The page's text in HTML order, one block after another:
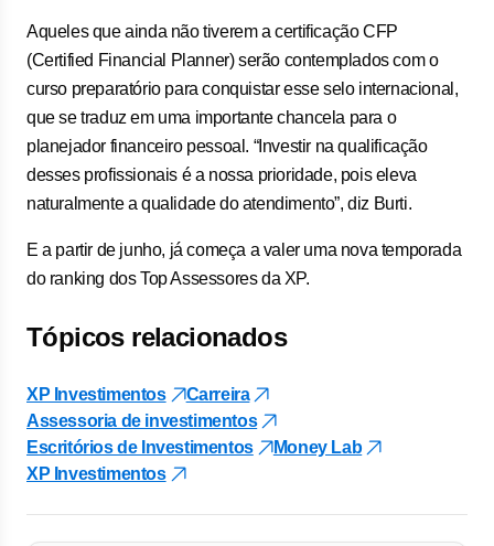
Aqueles que ainda não tiverem a certificação CFP
(Certified Financial Planner) serão contemplados com o
curso preparatório para conquistar esse selo internacional,
que se traduz em uma importante chancela para o
planejador financeiro pessoal. “Investir na qualificação
desses profissionais é a nossa prioridade, pois eleva
naturalmente a qualidade do atendimento”, diz Burti.
E a partir de junho, já começa a valer uma nova temporada
do ranking dos Top Assessores da XP.
Tópicos relacionados
XP Investimentos
Carreira
Assessoria de investimentos
Escritórios de Investimentos
Money Lab
XP Investimentos